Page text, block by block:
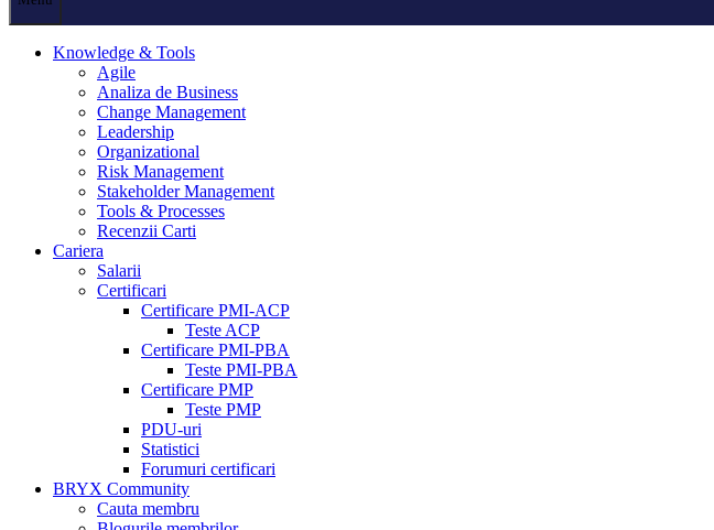
Knowledge & Tools
Agile
Analiza de Business
Change Management
Leadership
Organizational
Risk Management
Stakeholder Management
Tools & Processes
Recenzii Carti
Cariera
Salarii
Certificari
Certificare PMI-ACP
Teste ACP
Certificare PMI-PBA
Teste PMI-PBA
Certificare PMP
Teste PMP
PDU-uri
Statistici
Forumuri certificari
BRYX Community
Cauta membru